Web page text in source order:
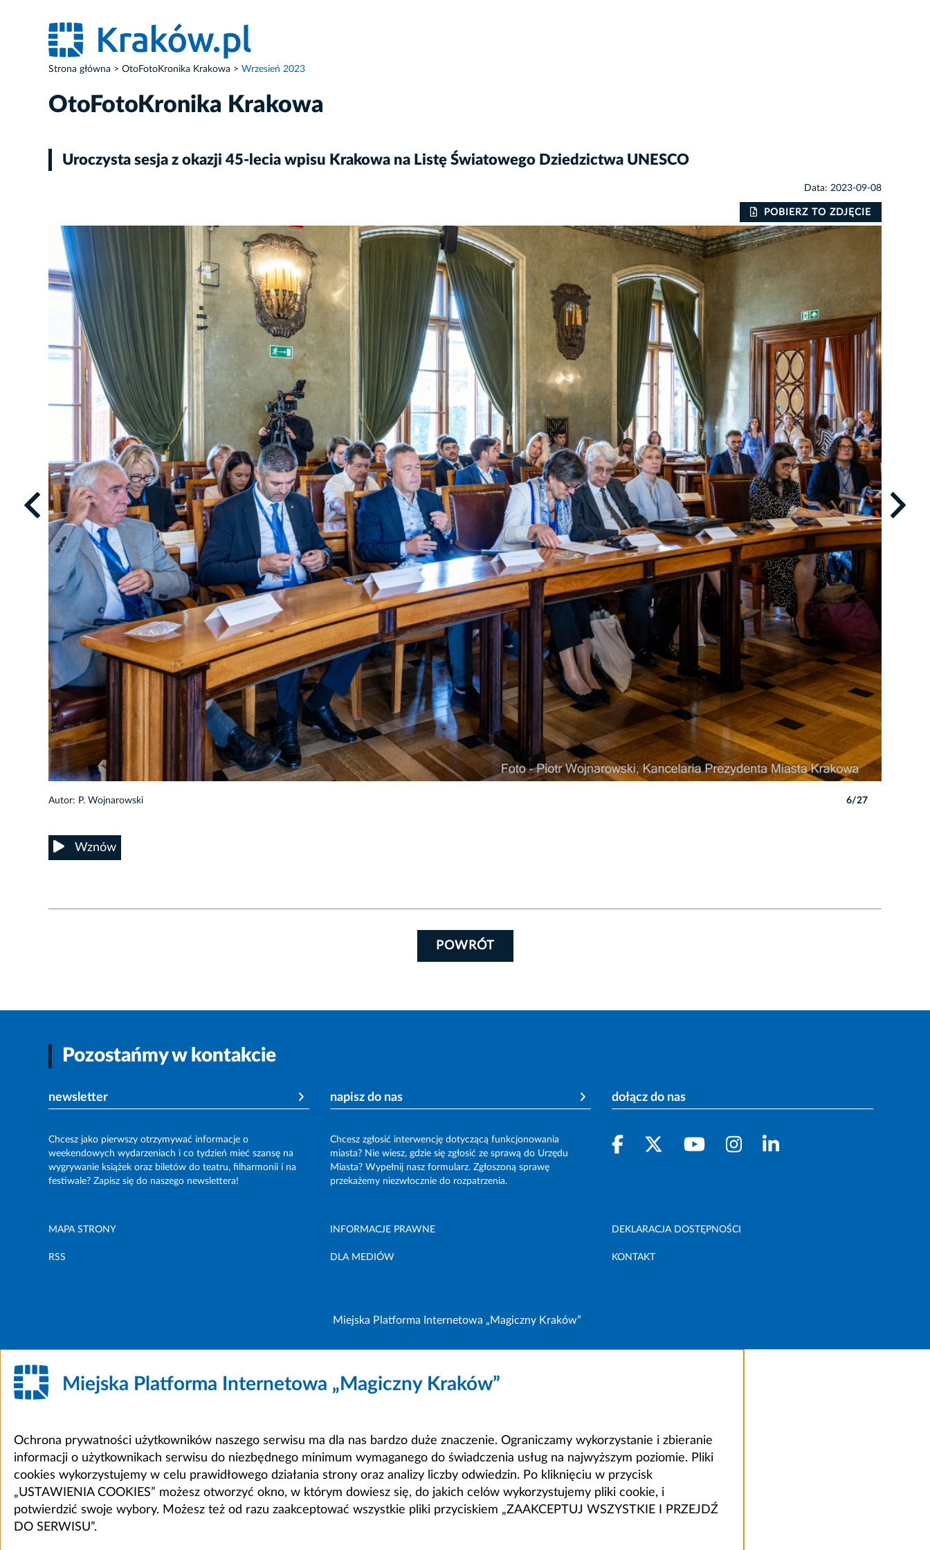
Strona główna OtoFotoKronika Krakowa Wrzesień 2023
OtoFotoKronika Krakowa
Uroczysta sesja z okazji 45-lecia wpisu Krakowa na Listę Światowego Dziedzictwa UNESCO
Data: 2023-09-08
POBIERZ TO ZDJĘCIE
Autor: P. Wojnarowski 6/27
Wznów
POWRÓT
Pozostańmy w kontakcie
newsletter
Chcesz jako pierwszy otrzymywać informacje o
weekendowych wydarzeniach i co tydzień mieć szansę na
wygrywanie książek oraz biletów do teatru, filharmonii i na
festiwale? Zapisz się do naszego newslettera!
napisz do nas
Chcesz zgłosić interwencję dotyczącą funkcjonowania
miasta? Nie wiesz, gdzie się zgłosić ze sprawą do Urzędu
Miasta? Wypełnij nasz formularz. Zgłoszoną sprawę
przekażemy niezwłocznie do rozpatrzenia.
dołącz do nas
MAPA STRONY INFORMACJE PRAWNE DEKLARACJA DOSTĘPNOŚCI
RSS DLA MEDIÓW KONTAKT
Miejska Platforma Internetowa „Magiczny Kraków”
Miejska Platforma Internetowa „Magiczny Kraków”
Ochrona prywatności użytkowników naszego serwisu ma dla nas bardzo duże znaczenie. Ograniczamy wykorzystanie i zbieranie
informacji o użytkownikach serwisu do niezbędnego minimum wymaganego do świadczenia usług na najwyższym poziomie. Pliki
cookies wykorzystujemy w celu prawidłowego działania strony oraz analizy liczby odwiedzin. Po kliknięciu w przycisk
„USTAWIENIA COOKIES” możesz otworzyć okno, w którym dowiesz się, do jakich celów wykorzystujemy pliki cookie, i
potwierdzić swoje wybory. Możesz też od razu zaakceptować wszystkie pliki przyciskiem „ZAAKCEPTUJ WSZYSTKIE I PRZEJDŹ
DO SERWISU”.